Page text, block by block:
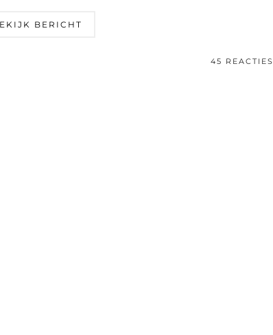
BERICHT
45 REACTIES